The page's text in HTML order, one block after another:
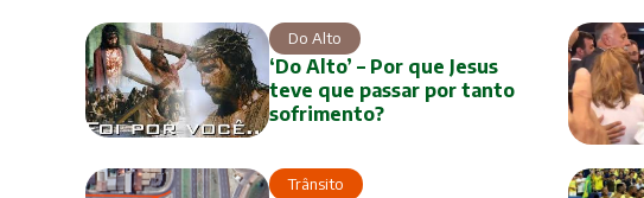
Do Alto
‘Do Alto’ – Por que Jesus
teve que passar por tanto
sofrimento?
Trânsito